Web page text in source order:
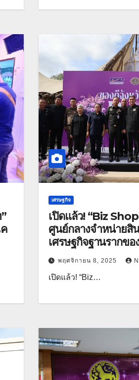
เศรษฐกิจ
เปิดแล้ว! “Biz Shop
ศูนย์กลางจำหน่ายสิ
เศรษฐกิจฐานรากขอ
พฤศจิกายน 8, 2025
เปิดแล้ว! “Biz…